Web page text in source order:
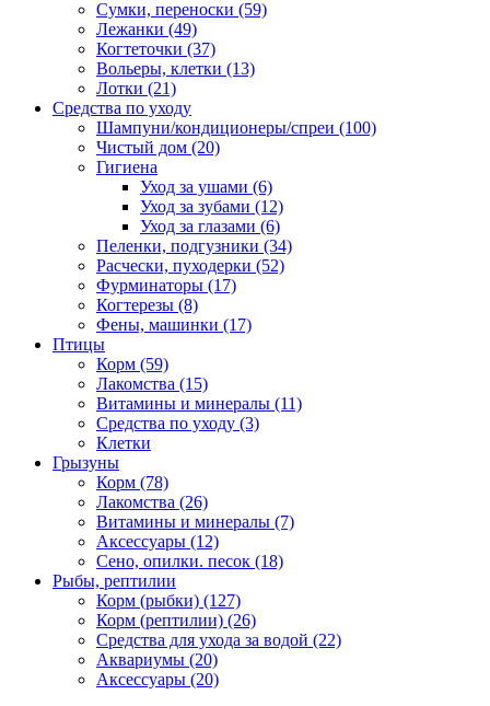
Сумки, переноски (59)
Лежанки (49)
Когтеточки (37)
Вольеры, клетки (13)
Лотки (21)
Средства по уходу
Шампуни/кондиционеры/спреи (100)
Чистый дом (20)
Гигиена
Уход за ушами (6)
Уход за зубами (12)
Уход за глазами (6)
Пеленки, подгузники (34)
Расчески, пуходерки (52)
Фурминаторы (17)
Когтерезы (8)
Фены, машинки (17)
Птицы
Корм (59)
Лакомства (15)
Витамины и минералы (11)
Средства по уходу (3)
Клетки
Грызуны
Корм (78)
Лакомства (26)
Витамины и минералы (7)
Аксессуары (12)
Сено, опилки. песок (18)
Рыбы, рептилии
Корм (рыбки) (127)
Корм (рептилии) (26)
Средства для ухода за водой (22)
Аквариумы (20)
Аксессуары (20)